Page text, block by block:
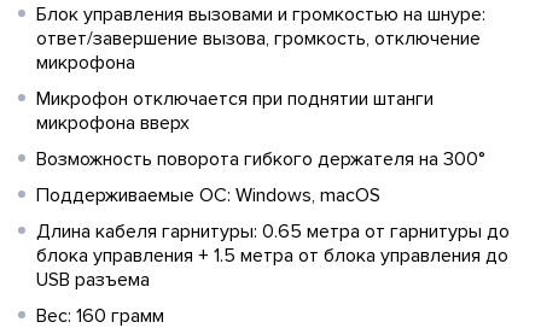
Блок управления вызовами и громкостью на шнуре:
ответ/завершение вызова, громкость, отключение
микрофона
Микрофон отключается при поднятии штанги
микрофона вверх
Возможность поворота гибкого держателя на 300°
Поддерживаемые ОС: Windows, macOS
Длина кабеля гарнитуры: 0.65 метра от гарнитуры до
блока управления + 1.5 метра от блока управления до
USB разъема
Вес: 160 грамм